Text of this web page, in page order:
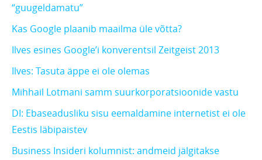
“guugeldamatu”
Kas Google plaanib maailma üle võtta?
Ilves esines Google’i konverentsil Zeitgeist 2013
Ilves: Tasuta äppe ei ole olemas
Mihhail Lotmani samm suurkorporatsioonide vastu
DI: Ebaseadusliku sisu eemaldamine internetist ei ole
Eestis läbipaistev
Business Insideri kolumnist: andmeid jälgitakse